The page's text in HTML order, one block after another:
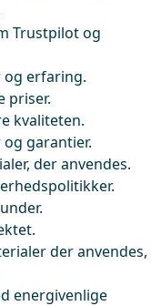
Trustpilot og
erfaring.
priser.
kvaliteten.
garantier.
der anvendes.
der anvendes,
energivenlige